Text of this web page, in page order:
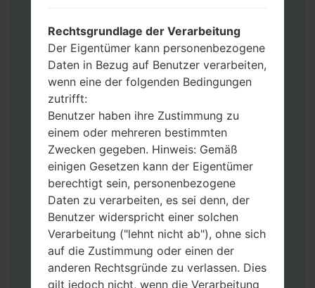
Wenn Sie das Telefon flashen und auf die
Werkseinstellungen zurücksetzen
möchten, wählen Sie CSC_***, in einem
anderen Fall wählen Sie HOME_CSC_***
um Ihre Daten zu speichern.
Jetzt schalten Sie das Gerät aus und
aktivieren Sie Download-Modus. Alle
Methoden, wie es geht:
Halten Sie die Power-, Lautstärke- und
Bixbi- Tasten gedrückt.
Halten Sie Lauter- und Leiser-Tasten
gedrückt. Schließen Sie das Telefon mit
einem USB-Kabel an den PC an.
Halten Sie die Power-, Lauter- und
Home-Tasten gedrückt.
Schließen Sie das USB-Kabel an und
Rechtsgrundlage der Verarbeitung
Der Eigentümer kann personenbezogene
Daten in Bezug auf Benutzer verarbeiten,
wenn eine der folgenden Bedingungen
zutrifft:
Benutzer haben ihre Zustimmung zu
einem oder mehreren bestimmten
Zwecken gegeben. Hinweis: Gemäß
einigen Gesetzen kann der Eigentümer
berechtigt sein, personenbezogene
Daten zu verarbeiten, es sei denn, der
Benutzer widerspricht einer solchen
Verarbeitung ("lehnt nicht ab"), ohne sich
auf die Zustimmung oder einen der
anderen Rechtsgründe zu verlassen. Dies
gilt jedoch nicht, wenn die Verarbeitung